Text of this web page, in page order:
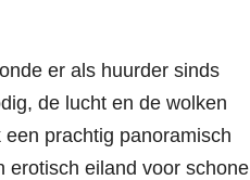
er als huurder sinds
de lucht en de wolken
prachtig panoramisch
erotisch eiland voor schone